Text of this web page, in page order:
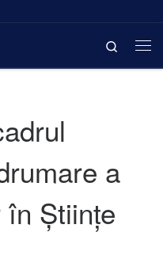
Search
a
Științe